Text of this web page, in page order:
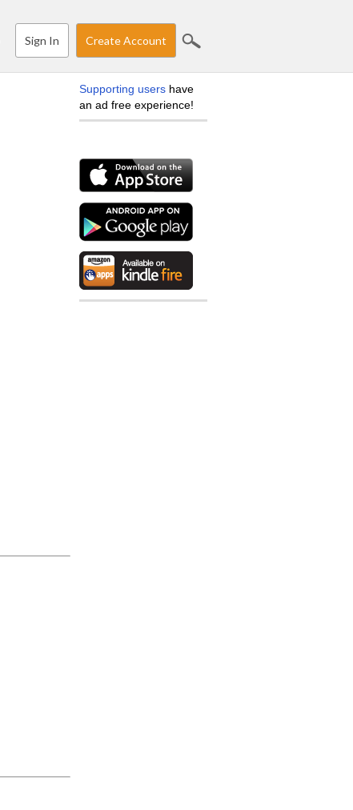
Sign In Create Account
Supporting users have
an ad free experience!